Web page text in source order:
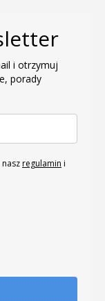
i otrzymuj
porady
regulamin i